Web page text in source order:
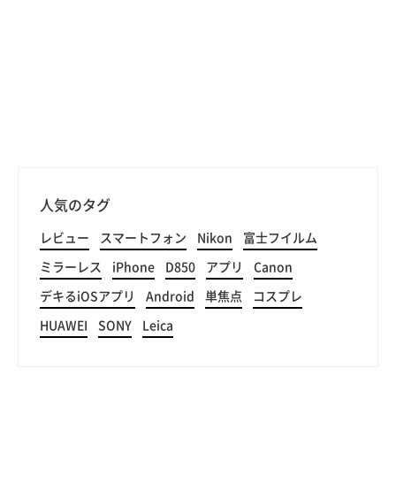
人気のタグ
レビュー スマートフォン Nikon 富士フイルム
ミラーレス iPhone D850 アプリ Canon
デキるiOSアプリ Android 単焦点 コスプレ
HUAWEI SONY Leica